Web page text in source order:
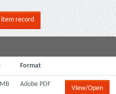
item record
Format
Adobe PDF
View/Open